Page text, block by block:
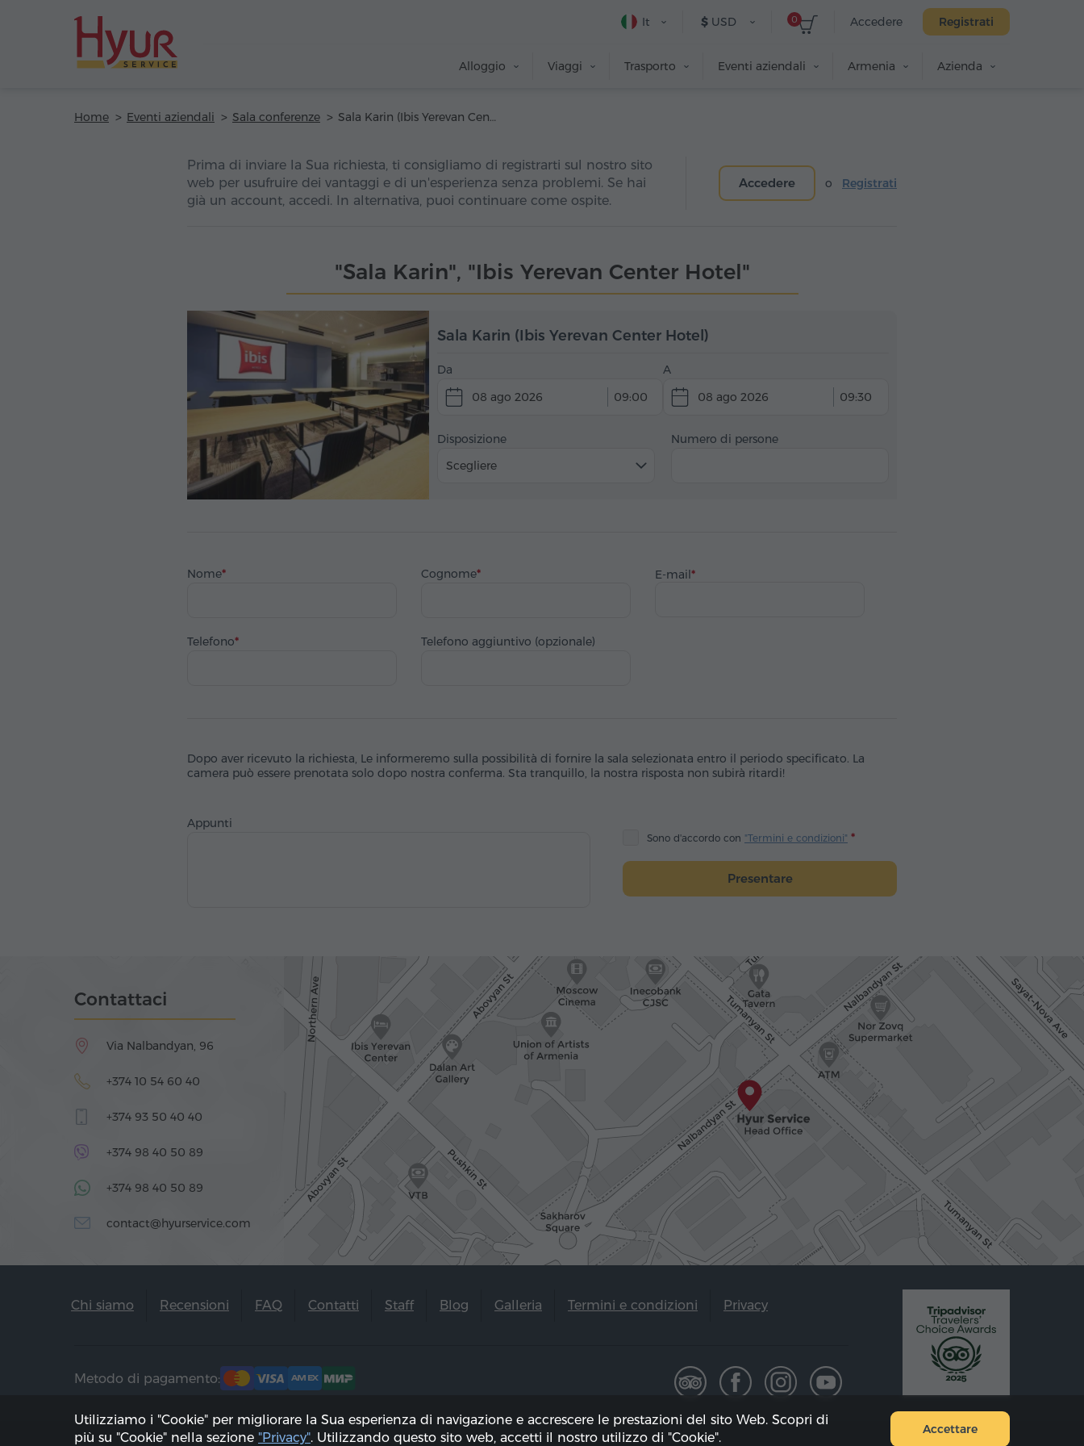
Accedere Registrati
0
$ USD
It
Alloggio Viaggi Trasporto Eventi aziendali Armenia Azienda
Home Eventi aziendali Sala conferenze Sala Karin (Ibis Yerevan Center Hotel)
Prima di inviare la Sua richiesta, ti consigliamo di registrarti sul nostro sito
web per usufruire dei vantaggi e di un'esperienza senza problemi. Se hai
già un account, accedi. In alternativa, puoi continuare come ospite.
Accedere o Registrati
"Sala Karin", "Ibis Yerevan Center Hotel"
Sala Karin (Ibis Yerevan Center Hotel)
Da
08 ago 2026
09:00
A
08 ago 2026
09:30
Disposizione
Scegliere
Numero di persone
Nome Cognome E-mail
Telefono Telefono aggiuntivo (opzionale)
Dopo aver ricevuto la richiesta, Le informeremo sulla possibilità di fornire la sala selezionata entro il periodo specificato. La
camera può essere prenotata solo dopo nostra conferma. Sta tranquillo, la nostra risposta non subirà ritardi!
Appunti
Sono d'accordo con "Termini e condizioni"
Presentare
Contattaci
Via Nalbandyan, 96
+374 10 54 60 40
+374 93 50 40 40
+374 98 40 50 89
+374 98 40 50 89
contact@hyurservice.com
Chi siamo Recensioni FAQ Contatti Staff Blog Galleria Termini e condizioni Privacy
Metodo di pagamento:
2002 - 2026, © "Hyur Service" Ltd; Aggiornato il 07.08.2026 Mappa del sito
Utilizziamo i "Cookie" per migliorare la Sua esperienza di navigazione e accrescere le prestazioni del sito Web. Scopri di
più su "Cookie" nella sezione "Privacy". Utilizzando questo sito web, accetti il ​​nostro utilizzo di "Cookie".
Accettare